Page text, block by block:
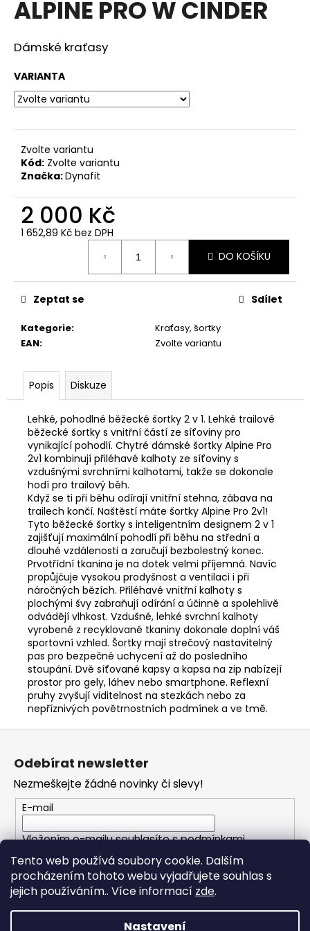
Tento web používá soubory cookie. Dalším
procházením tohoto webu vyjadřujete souhlas s
jejich používáním.. Více informací zde.
Nastavení
ALPINE PRO W CINDER
Dámské kraťasy
VARIANTA
Zvolte variantu
Kód: Zvolte variantu
Značka:Dynafit
2 000 Kč
1 652,89 Kč bez DPH
DO KOŠÍKU
Kategorie:
Kraťasy, šortky
EAN: Zvolte variantu
Zeptat se Sdílet
Popis Diskuze
Lehké, pohodlné běžecké šortky 2 v 1. Lehké trailové
běžecké šortky s vnitřní částí ze síťoviny pro
vynikající pohodlí. Chytré dámské šortky Alpine Pro
2v1 kombinují přiléhavé kalhoty ze síťoviny s
vzdušnými svrchními kalhotami, takže se dokonale
hodí pro trailový běh.
Když se ti při běhu odírají vnitřní stehna, zábava na
trailech končí. Naštěstí máte šortky Alpine Pro 2v1!
Tyto běžecké šortky s inteligentním designem 2 v 1
zajišťují maximální pohodlí při běhu na střední a
dlouhé vzdálenosti a zaručují bezbolestný konec.
Prvotřídní tkanina je na dotek velmi příjemná. Navíc
propůjčuje vysokou prodyšnost a ventilaci i při
náročných bězích. Přiléhavé vnitřní kalhoty s
plochými švy zabraňují odírání a účinně a spolehlivě
odvádějí vlhkost. Vzdušné, lehké svrchní kalhoty
vyrobené z recyklované tkaniny dokonale doplní váš
sportovní vzhled. Šortky mají strečový nastavitelný
pas pro bezpečné uchycení až do posledního
stoupání. Dvě síťované kapsy a kapsa na zip nabízejí
prostor pro gely, láhev nebo smartphone. Reflexní
pruhy zvyšují viditelnost na stezkách nebo za
nepříznivých povětrnostních podmínek a ve tmě.
a
í
t
?
D
o
r
u
u
m
Z
Odebírat newsletter
Nezmeškejte žádné novinky či slevy!
E-mail
Vložením e-mailu souhlasíte spodmínkami
ochrany osobních údajů
PŘIHLÁSIT SE